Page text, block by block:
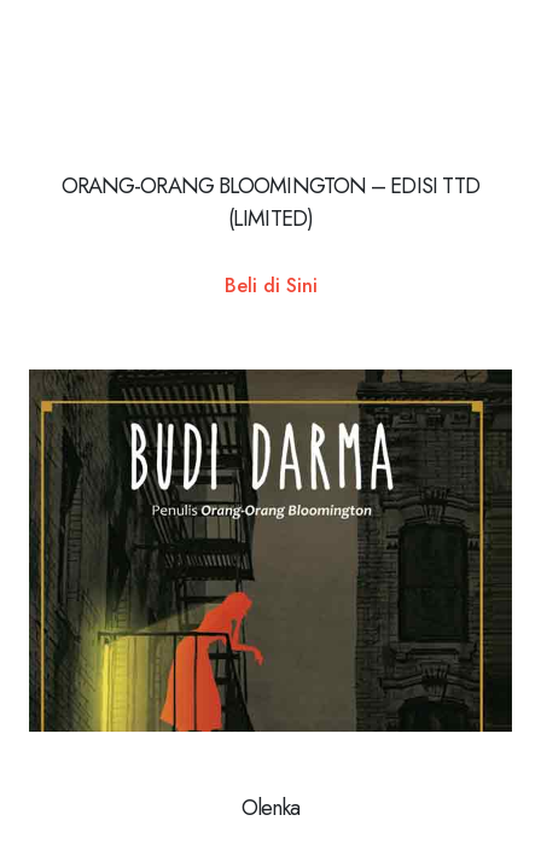
ORANG-ORANG BLOOMINGTON – EDISI TTD
(LIMITED)
Beli di Sini
Olenka